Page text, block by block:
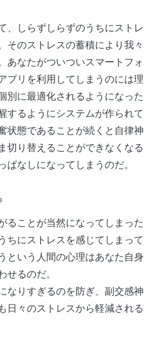
、しらずしらずのうちにストレ
そのストレスの蓄積により我々
あなたがついついスマートフォ
プリを利用してしまうのには理
別に最適化されるようになった
するようにシステムが作られて
状態であることが続くと自律神
切り替えることができなくなる
ぱなしになってしまうのだ。
ることが当然になってしまった
ちにストレスを感じてしまって
という人間の心理はあなた自身
せるのだ。
なりすぎるのを防ぎ、副交感神
日々のストレスから軽減される